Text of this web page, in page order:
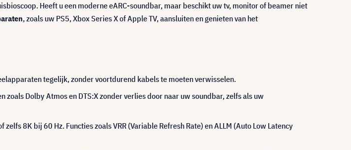
Heeft u een moderne eARC-soundbar, maar beschikt uw tv, monitor of beamer niet
, zoals uw PS5, Xbox Series X of Apple TV, aansluiten en genieten van het
tegelijk, zonder voortdurend kabels te moeten verwisselen.
Dolby Atmos en DTS:X zonder verlies door naar uw soundbar, zelfs als uw
8K bij 60 Hz. Functies zoals VRR (Variable Refresh Rate) en ALLM (Auto Low Latency